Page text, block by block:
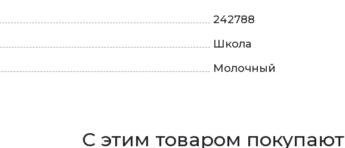
242788
Школа
Молочный
С этим товаром покупают